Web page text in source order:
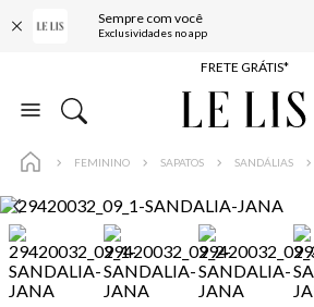
Sempre com você
Exclusividades no appENTREGA EXPRESSA*
FRETE GRÁTIS*
BAIXE O APP
FEMININO SAPATOS SANDÁLIAS